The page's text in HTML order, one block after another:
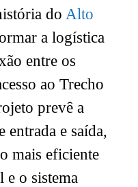
do Alto
a logística
entre os
ao Trecho
prevê a
entrada e saída,
mais eficiente
e o sistema